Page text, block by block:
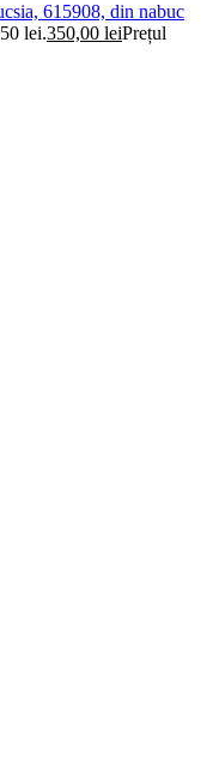
615908, din nabuc
lei.350,00 leiPrețul